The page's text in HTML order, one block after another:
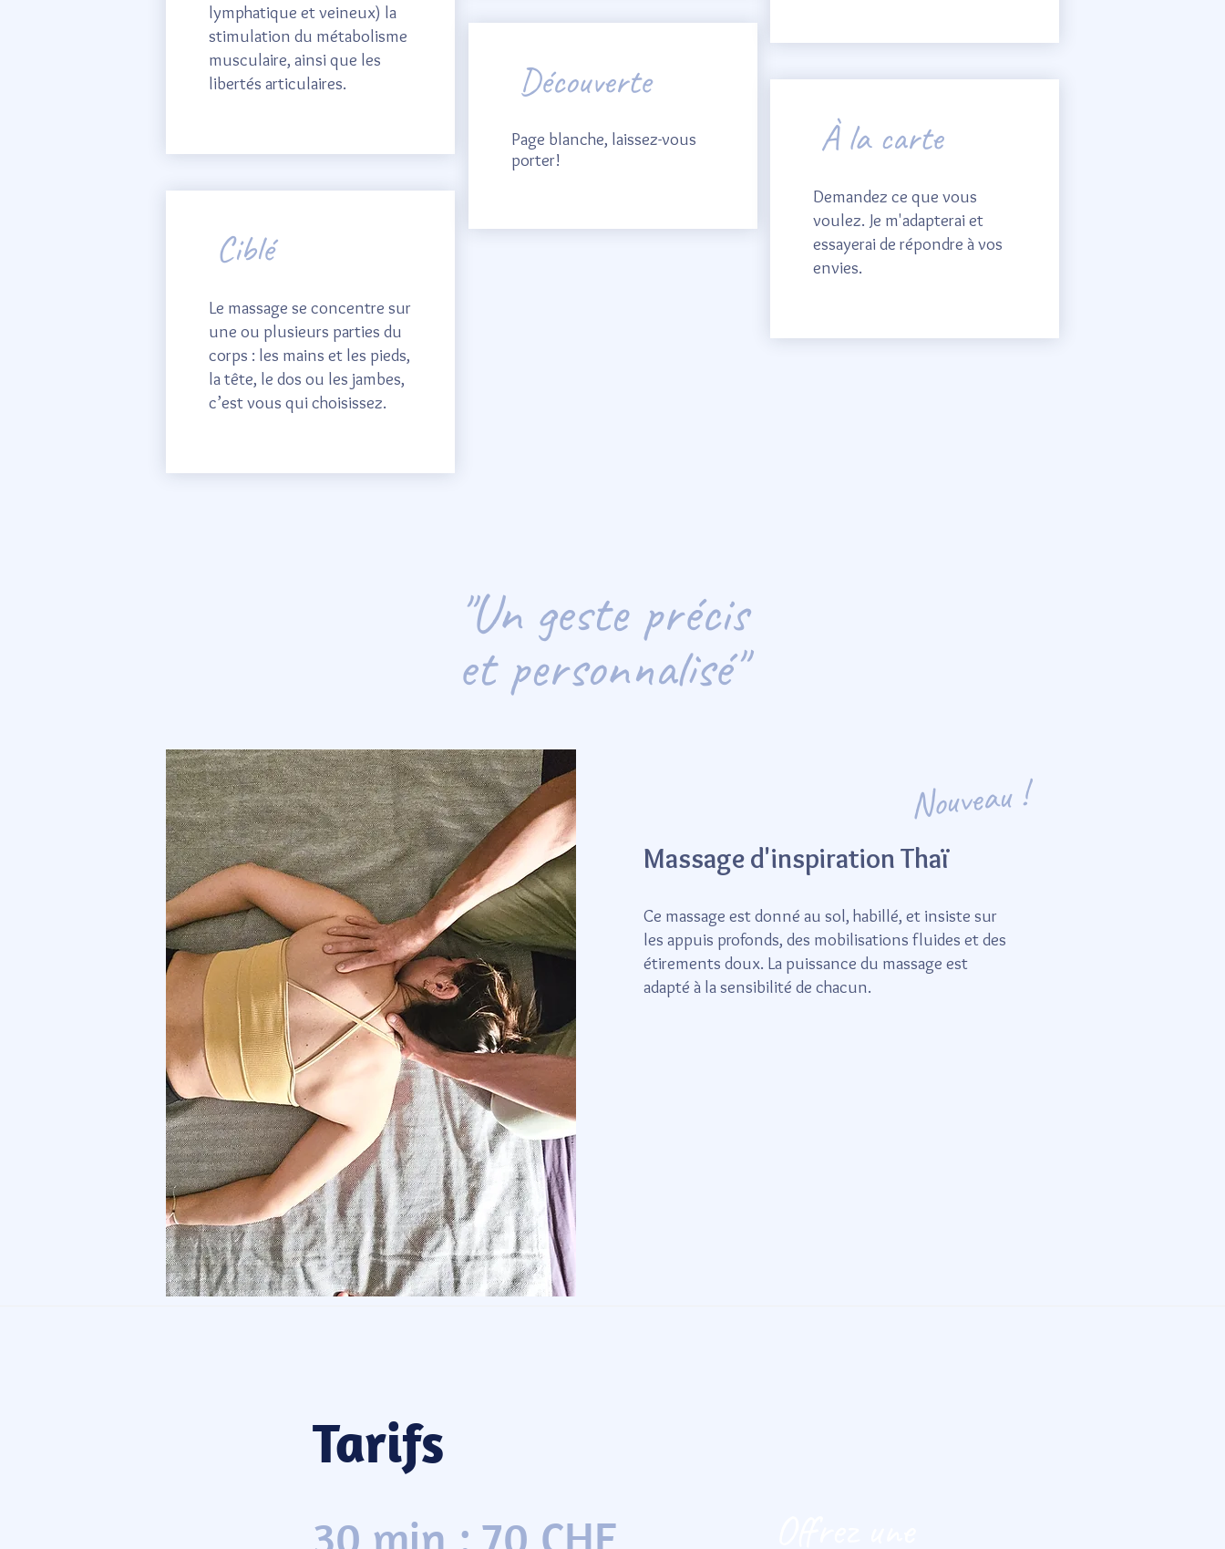
lymphatique et veineux) la
stimulation du métabolisme
musculaire, ainsi que les
libertés articulaires.
Ciblé
Le massage se concentre sur
une ou plusieurs parties du
corps : les mains et les pieds,
la tête, le dos ou les jambes,
c’est vous qui choisissez.
Découverte
Page blanche, laissez-vous
porter!
À la carte
Demandez ce que vous
voulez. Je m'adapterai et
essayerai de répondre à vos
envies.
"Un geste précis
et personnalisé"
Ce massage est donné au sol, habillé, et insiste sur
les appuis profonds, des mobilisations fluides et des
étirements doux. La puissance du massage est
adapté à la sensibilité de chacun.
Massage d'inspiration Thaï
Nouveau !
Tarifs
30 min : 70 CHF